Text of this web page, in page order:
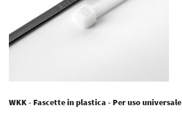
WKK - Fascette in plastica - Per uso universale